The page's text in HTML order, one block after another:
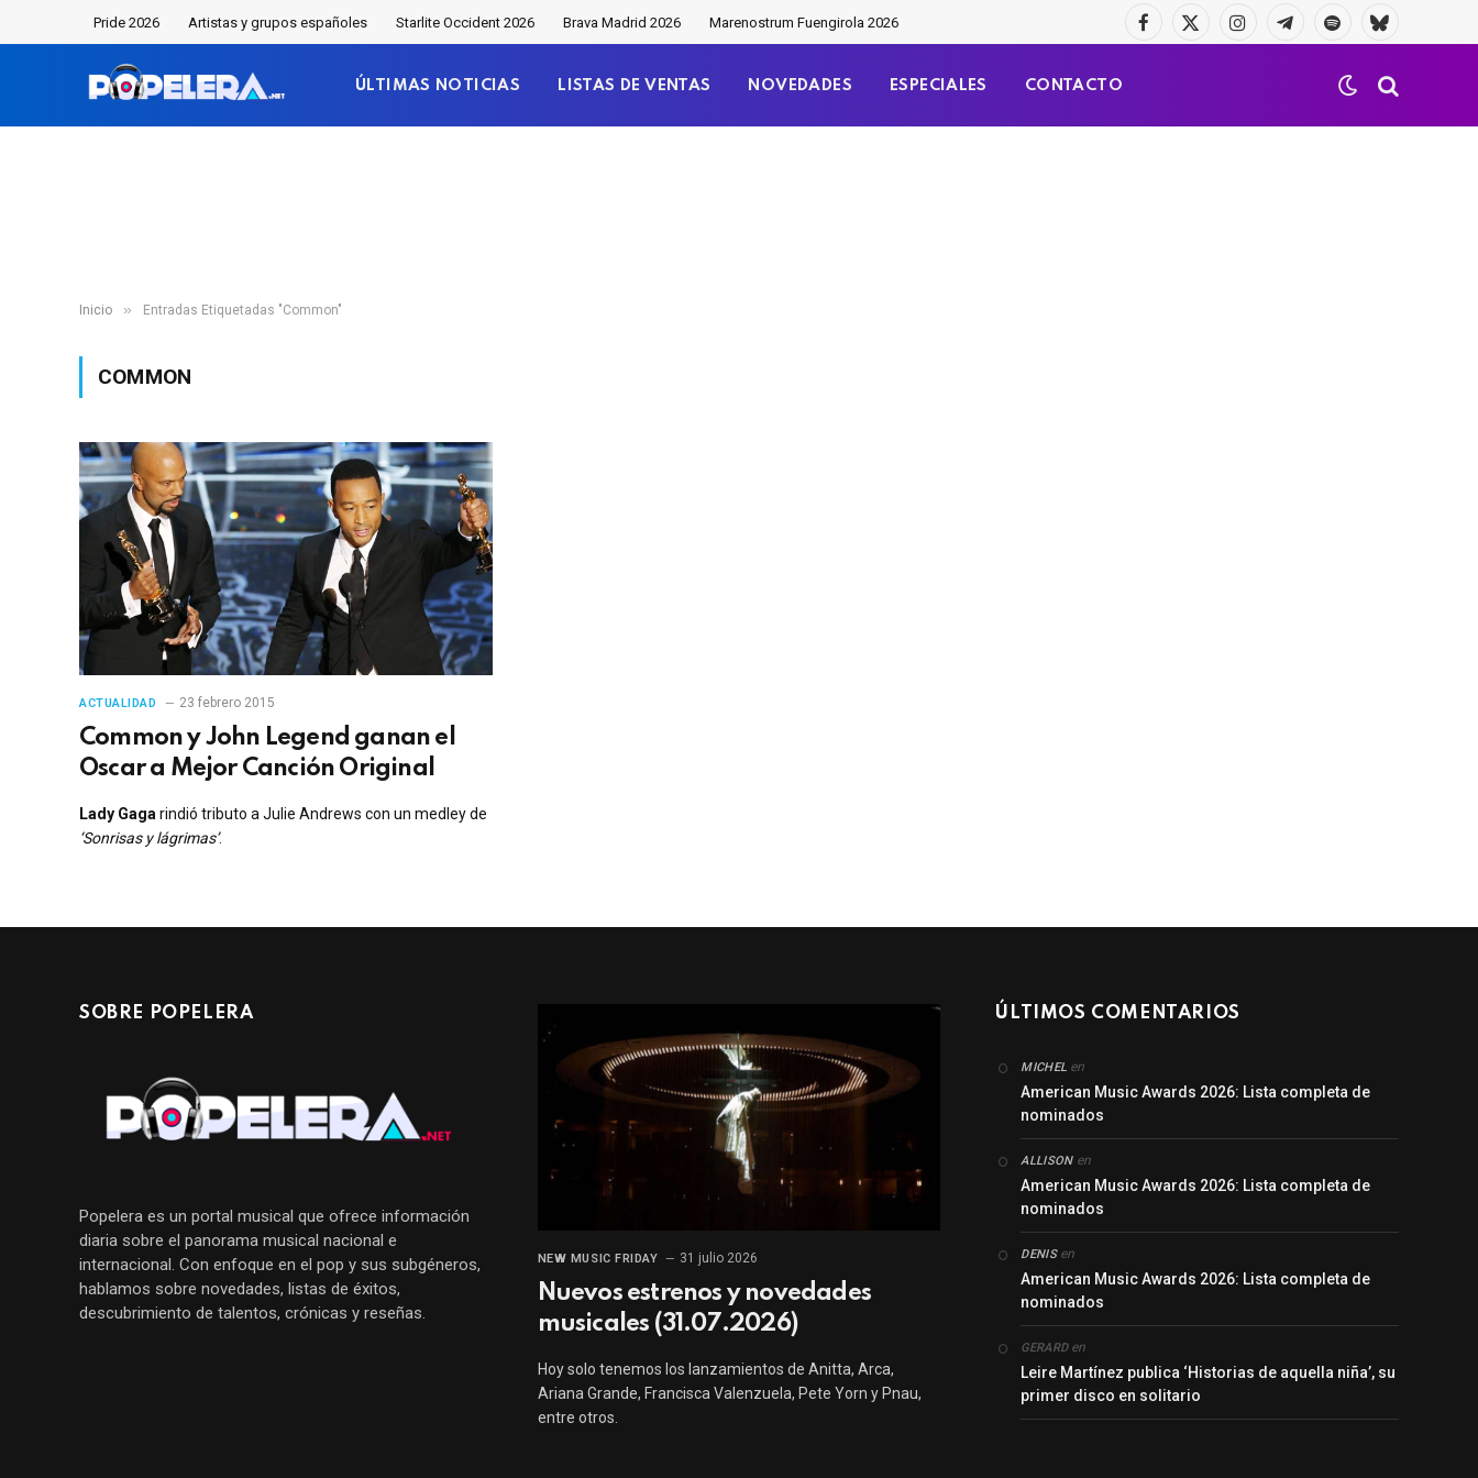
Pride 2026 Artistas y grupos españoles Starlite Occident 2026 Brava Madrid 2026 Marenostrum Fuengirola 2026
Facebook
X
InstagramTelegramaSpotifyBluesky
ÚLTIMAS NOTICIAS LISTAS DE VENTAS NOVEDADES ESPECIALES CONTACTO
Inicio » Entradas Etiquetadas "Common"
COMMON
ACTUALIDAD 23 febrero 2015
Common y John Legend ganan el
Oscar a Mejor Canción Original
Lady Gaga rindió tributo a Julie Andrews con un medley de
‘Sonrisas y lágrimas’.
SOBRE POPELERA
Popelera es un portal musical que ofrece información
diaria sobre el panorama musical nacional e
internacional. Con enfoque en el pop y sus subgéneros,
hablamos sobre novedades, listas de éxitos,
descubrimiento de talentos, crónicas y reseñas.
NEW MUSIC FRIDAY 31 julio 2026
Nuevos estrenos y novedades
musicales (31.07.2026)
Hoy solo tenemos los lanzamientos de Anitta, Arca,
Ariana Grande, Francisca Valenzuela, Pete Yorn y Pnau,
entre otros.
ÚLTIMOS COMENTARIOS
MICHEL en
American Music Awards 2026: Lista completa de
nominados
ALLISONen
American Music Awards 2026: Lista completa de
nominados
DENISen
American Music Awards 2026: Lista completa de
nominados
GERARDen
Leire Martínez publica ‘Historias de aquella niña’, su
primer disco en solitario